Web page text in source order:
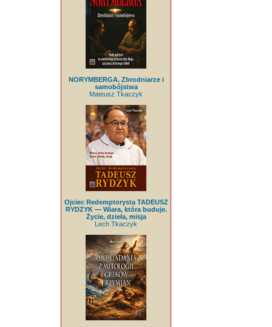
NORYMBERGA. Zbrodniarze i
samobójstwa
Mateusz Tkaczyk
Ojciec Redemptorysta TADEUSZ
RYDZYK — Wiara, która buduje.
Życie, dzieła, misja
Lech Tkaczyk